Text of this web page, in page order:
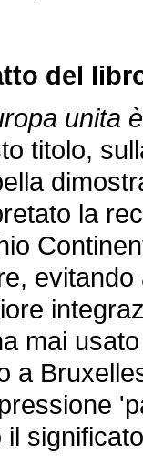
del
unita
titolo,
la
mai
a
il